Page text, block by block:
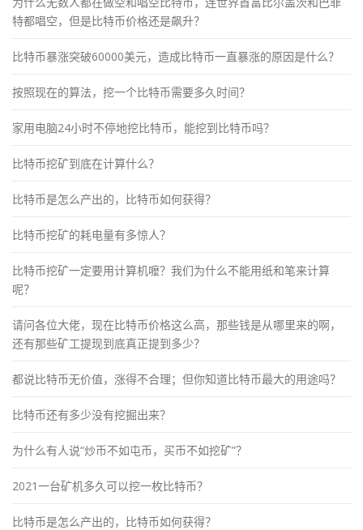
特都唱空，但是比特币价格还是飙升？
比特币暴涨突破60000美元，造成比特币一直暴涨的原因是什么？
按照现在的算法，挖一个比特币需要多久时间？
家用电脑24小时不停地挖比特币，能挖到比特币吗？
比特币挖矿到底在计算什么？
比特币是怎么产出的，比特币如何获得？
比特币挖矿的耗电量有多惊人？
比特币挖矿一定要用计算机嚒？我们为什么不能用纸和笔来计算
呢？
请问各位大佬，现在比特币价格这么高，那些钱是从哪里来的啊，
还有那些矿工提现到底真正提到多少？
都说比特币无价值，涨得不合理；但你知道比特币最大的用途吗？
比特币还有多少没有挖掘出来？
为什么有人说“炒币不如屯币，买币不如挖矿”？
2021一台矿机多久可以挖一枚比特币？
比特币是怎么产出的，比特币如何获得？